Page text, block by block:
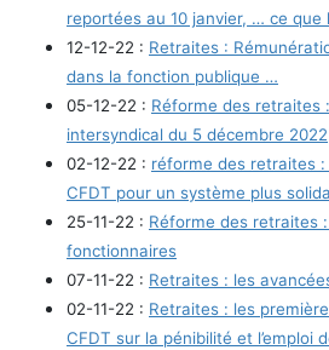
reportées au 10 janvier, … ce que
12-12-22 : Retraites :
dans la fonction publique …
05-12-22 : Réforme des retraites
intersyndical du 5 décembre 2022
02-12-22 : réforme des retraites
CFDT pour un système plus
25-11-22 : Réforme des retraites
fonctionnaires
07-11-22 : Retraites : les
02-11-22 : Retraites : les
CFDT sur la pénibilité et l’emploi